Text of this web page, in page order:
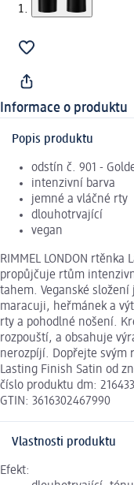
Informace o produktu
Popis produktu
odstín č. 901 -
intenzivní barva
jemné a vláčné rty
dlouhotrvající
vegan
RIMMEL LONDON
propůjčuje rtům
tahem. Veganské
maracuji, heřmánek a
rty a pohodlné nošení.
rozpouští, a obsahuje
nerozpíjí. Dopřejte svým
Lasting Finish Satin od
číslo produktu dm:
GTIN: 3616302467990
Vlastnosti produktu
Efekt: